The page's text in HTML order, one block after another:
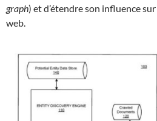
graph) et d’étendre son influence
web.